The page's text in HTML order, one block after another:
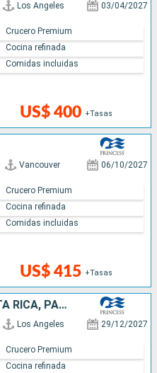
Los Angeles 03/04/2027
US$ 400 +Tasas
Crucero Premium
Cocina refinada
Comidas incluidas
Vancouver 06/10/2027
US$ 415 +Tasas
Crucero Premium
Cocina refinada
Comidas incluidas
MÉXICO, GUATEMALA, COSTA RICA, PANAMÁ, ARUBA, ESTADOS UNIDOS
Los Angeles 29/12/2027
Crucero Premium
Cocina refinada